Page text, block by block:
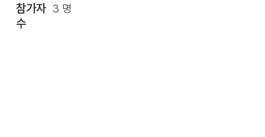
참가자
수
3 명